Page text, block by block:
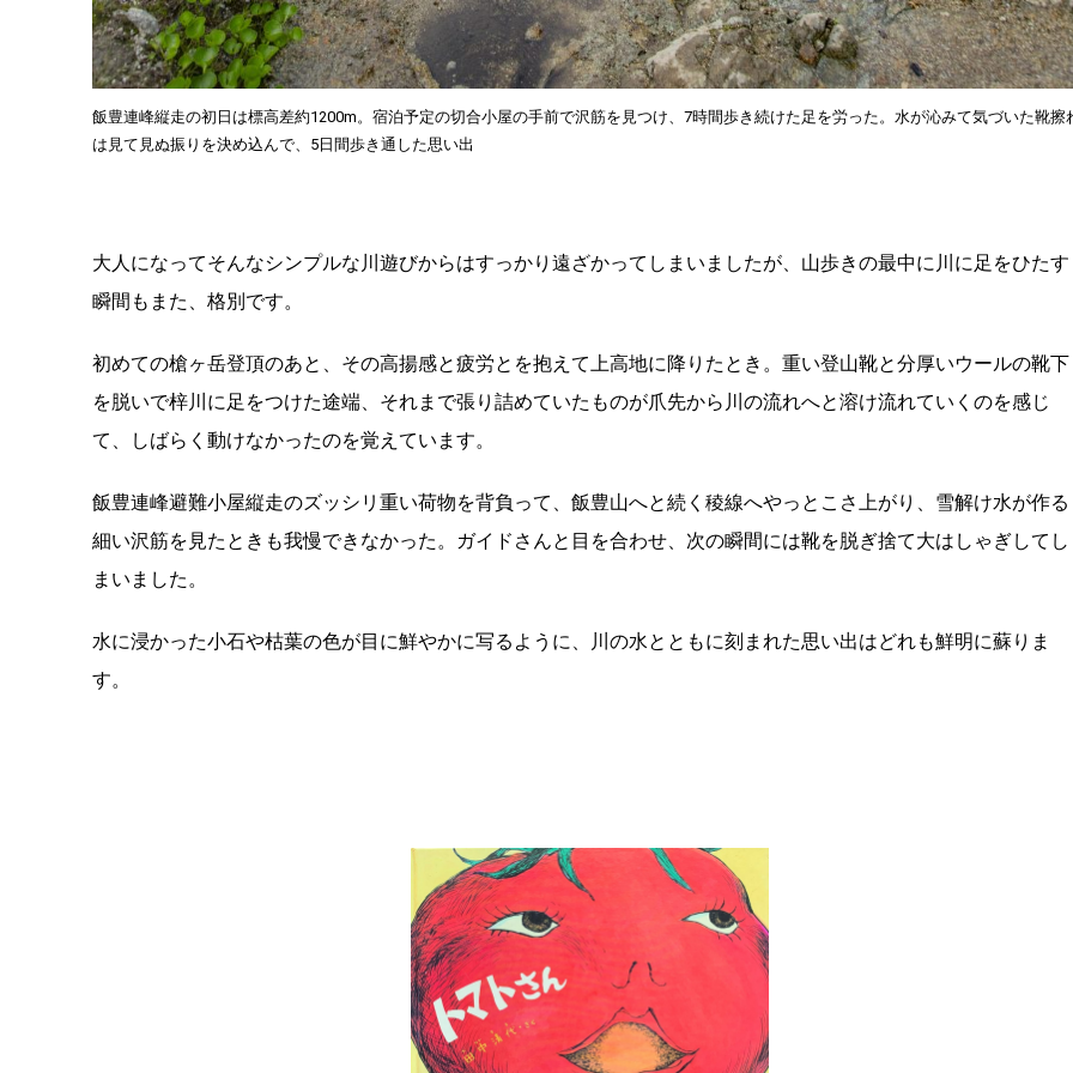
飯豊連峰縦走の初日は標高差約1200m。宿泊予定の切合小屋の手前で沢筋を見つけ、7時間歩き続けた足を労った。水が沁みて気づいた靴擦
は見て見ぬ振りを決め込んで、5日間歩き通した思い出
大人になってそんなシンプルな川遊びからはすっかり遠ざかってし まいましたが、山歩きの最中に川に足をひたす
瞬間もまた、 格別です。
初めての槍ヶ岳登頂のあと、 その高揚感と疲労とを抱えて上高地に降りたとき。 重い登山靴と分厚いウールの靴下
を脱いで梓川に足をつけた途端、 それまで張り詰めていたものが爪先から川の流れへと溶け流れてい くのを感じ
て、しばらく動けなかったのを覚えています。
飯豊連峰避難小屋縦走のズッシリ重い荷物を背負って、 飯豊山へと続く稜線へやっとこさ上がり、 雪解け水が作る
細い沢筋を見たときも我慢できなかった。
ガイドさんと目を合わせ、 次の瞬間には靴を脱ぎ捨て大はしゃぎしてし
まいました。
水に浸かった小石や枯葉の色が目に鮮やかに写るように、
川の水とともに刻まれた思い出はどれも鮮明に蘇りま
す。